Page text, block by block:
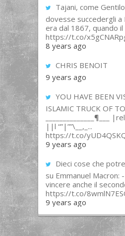
Tajani, come
dovesse succedergli a
era dal 1867, quando il
https://t.co/
8 years ago
CHRIS BENOIT
9 years ago
YOU HAVE BEEN
ISLAMIC TRUCK OF
______________¶___
||l “”|””\__,_...
https://t.co/
9 years ago
Dieci cose che
su Emmanuel Macron:
vincere anche il
https://t.co/
9 years ago